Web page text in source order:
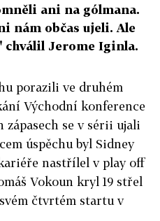
ani na gólmana.
nám občas ujeli. Ale
chválil Jerome Iginla.
porazili ve druhém
Východní konference
zápasech se v sérii ujali
úspěchu byl Sidney
nastřílel v play off
Vokoun kryl 19 střel
čtvrtém startu v